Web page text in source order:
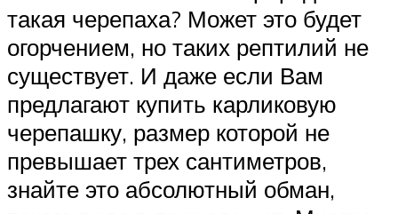
такая черепаха? Может это будет
огорчением, но таких рептилий не
существует. И даже если Вам
предлагают купить карликовую
черепашку, размер которой не
превышает трех сантиметров,
знайте это абсолютный обман,